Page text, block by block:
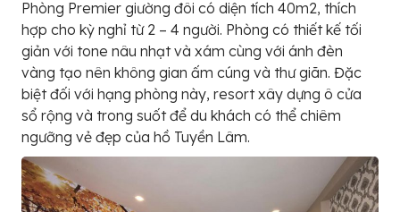
Phòng Premier giường đôi có diện tích 40m2, thích
hợp cho kỳ nghỉ từ 2 – 4 người. Phòng có thiết kế tối
giản với tone nâu nhạt và xám cùng với ánh đèn
vàng tạo nên không gian ấm cúng và thư giãn. Đặc
biệt đối với hạng phòng này, resort xây dựng ô cửa
sổ rộng và trong suốt để du khách có thể chiêm
ngưỡng vẻ đẹp của hồ Tuyền Lâm.